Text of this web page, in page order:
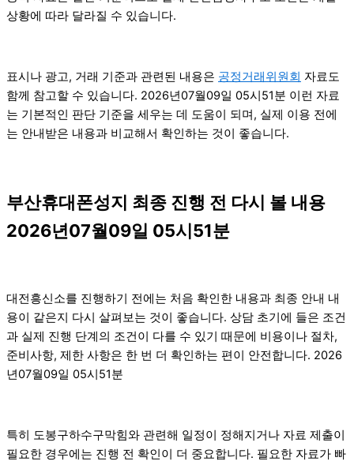
상황에 따라 달라질 수 있습니다.
표시나 광고, 거래 기준과 관련된 내용은 공정거래위원회 자료도
함께 참고할 수 있습니다. 2026년07월09일 05시51분 이런 자료
는 기본적인 판단 기준을 세우는 데 도움이 되며, 실제 이용 전에
는 안내받은 내용과 비교해서 확인하는 것이 좋습니다.
부산휴대폰성지 최종 진행 전 다시 볼 내용
2026년07월09일 05시51분
대전흥신소를 진행하기 전에는 처음 확인한 내용과 최종 안내 내
용이 같은지 다시 살펴보는 것이 좋습니다. 상담 초기에 들은 조건
과 실제 진행 단계의 조건이 다를 수 있기 때문에 비용이나 절차,
준비사항, 제한 사항은 한 번 더 확인하는 편이 안전합니다. 2026
년07월09일 05시51분
특히 도봉구하수구막힘와 관련해 일정이 정해지거나 자료 제출이
필요한 경우에는 진행 전 확인이 더 중요합니다. 필요한 자료가 빠